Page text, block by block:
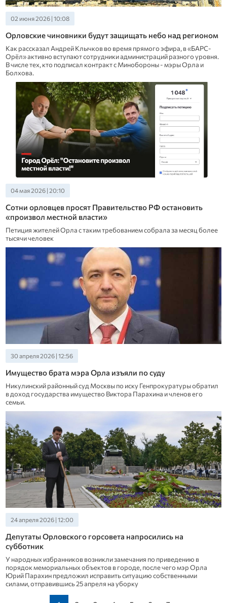
02 июня 2026 | 10:08
Орловские чиновники будут защищать небо над регионом
Как рассказал Андрей Клычков во время прямого эфира, в «БАРС-
Орёл» активно вступают сотрудники администраций разного уровня.
В числе тех, кто подписал контракт с Минобороны - мэры Орла и
Болхова.
04 мая 2026 | 20:10
Сотни орловцев просят Правительство РФ остановить
«произвол местной власти»
Петиция жителей Орла с таким требованием собрала за месяц более
тысячи человек
30 апреля 2026 | 12:56
Имущество брата мэра Орла изъяли по суду
Никулинский районный суд Москвы по иску Генпрокуратуры обратил
в доход государства имущество Виктора Парахина и членов его
семьи.
24 апреля 2026 | 12:00
Депутаты Орловского горсовета напросились на
субботник
У народных избранников возникли замечания по приведению в
порядок мемориальных объектов в городе, после чего мэр Орла
Юрий Парахин предложил исправить ситуацию собственными
силами, отправившись 25 апреля на уборку